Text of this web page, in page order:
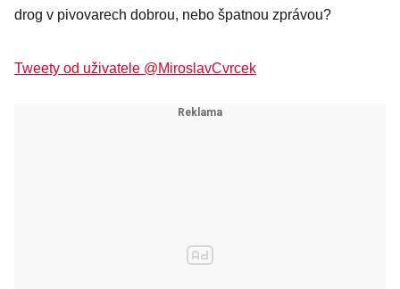
drog v pivovarech dobrou, nebo špatnou zprávou?
Tweety od uživatele @MiroslavCvrcek